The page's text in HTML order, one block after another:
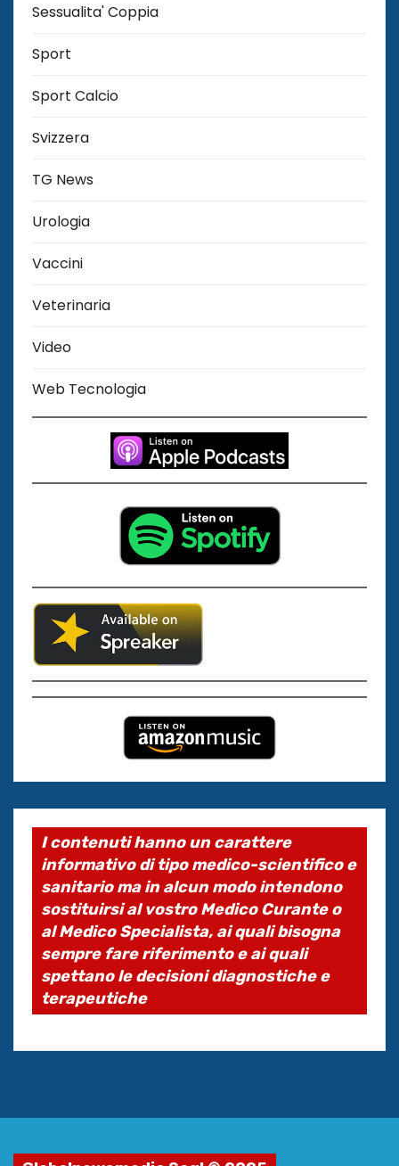
Sessualita' Coppia
Sport
Sport Calcio
Svizzera
TG News
Urologia
Vaccini
Veterinaria
Video
Web Tecnologia
I contenuti hanno un carattere
informativo di tipo medico-scientifico e
sanitario ma in alcun modo intendono
sostituirsi al vostro Medico Curante o
al Medico Specialista, ai quali bisogna
sempre fare riferimento e ai quali
spettano le decisioni diagnostiche e
terapeutiche